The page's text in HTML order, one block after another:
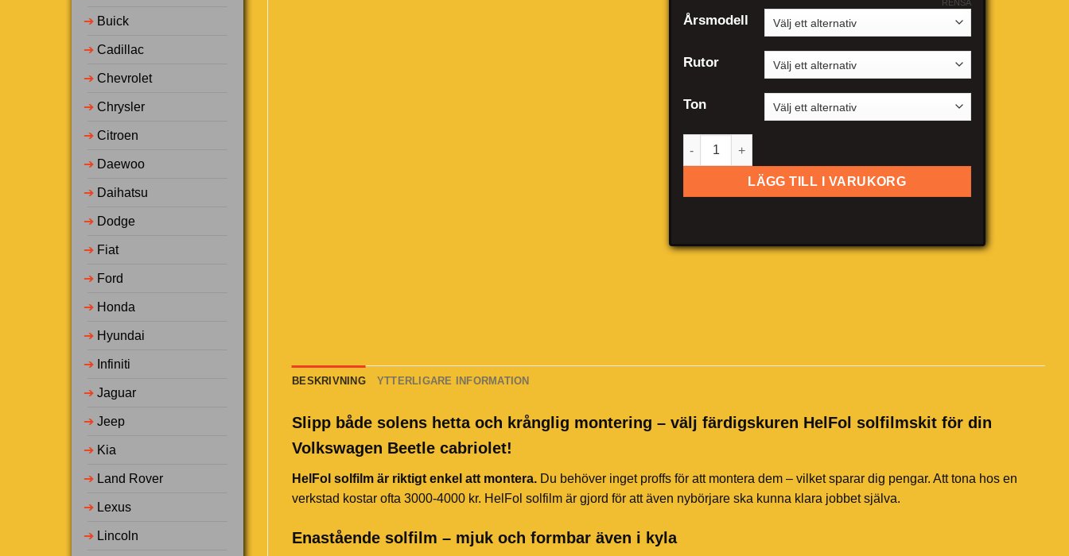
➔ Buick
➔ Cadillac
➔ Chevrolet
➔ Chrysler
➔ Citroen
➔ Daewoo
➔ Daihatsu
➔ Dodge
➔ Fiat
➔ Ford
➔ Honda
➔ Hyundai
➔ Infiniti
➔ Jaguar
➔ Jeep
➔ Kia
➔ Land Rover
➔ Lexus
➔ Lincoln
Årsmodell
Rutor
Ton
RENSA
Volkswagen Beetle cabriolet mängd
LÄGG TILL I VARUKORG
BESKRIVNING YTTERLIGARE INFORMATION
Slipp både solens hetta och krånglig montering – välj färdigskuren HelFol solfilmskit för din
Volkswagen Beetle cabriolet!
HelFol solfilm är riktigt enkel att montera. Du behöver inget proffs för att montera dem – vilket sparar dig pengar. Att tona hos en
verkstad kostar ofta 3000-4000 kr. HelFol solfilm är gjord för att även nybörjare ska kunna klara jobbet själva.
Enastående solfilm – mjuk och formbar även i kyla